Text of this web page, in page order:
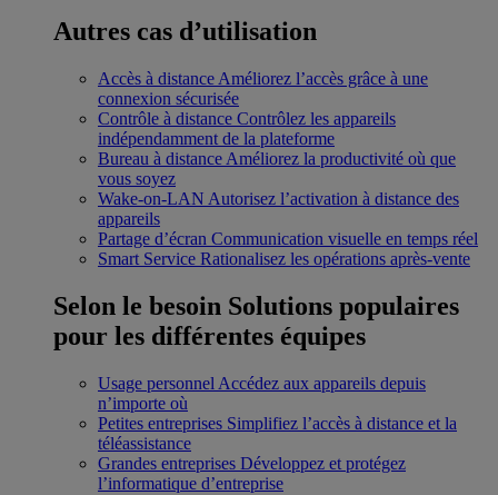
Autres cas d’utilisation
Accès à distance Améliorez l’accès grâce à une
connexion sécurisée
Contrôle à distance Contrôlez les appareils
indépendamment de la plateforme
Bureau à distance Améliorez la productivité où que
vous soyez
Wake-on-LAN Autorisez l’activation à distance des
appareils
Partage d’écran Communication visuelle en temps réel
Smart Service Rationalisez les opérations après-vente
Selon le besoin Solutions populaires
pour les différentes équipes
Usage personnel Accédez aux appareils depuis
n’importe où
Petites entreprises Simplifiez l’accès à distance et la
téléassistance
Grandes entreprises Développez et protégez
l’informatique d’entreprise